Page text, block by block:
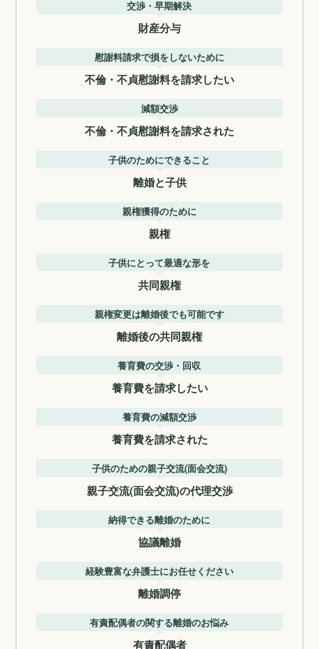
交渉・早期解決
財産分与
慰謝料請求で損をしないために
不倫・不貞慰謝料を請求したい
減額交渉
不倫・不貞慰謝料を請求された
子供のためにできること
離婚と子供
親権獲得のために
親権
子供にとって最適な形を
共同親権
親権変更は離婚後でも可能です
離婚後の共同親権
養育費の交渉・回収
養育費を請求したい
養育費の減額交渉
養育費を請求された
子供のための親子交流(面会交流)
親子交流(面会交流)の代理交渉
納得できる離婚のために
協議離婚
経験豊富な弁護士にお任せください
離婚調停
有責配偶者の関する離婚のお悩み
有責配偶者